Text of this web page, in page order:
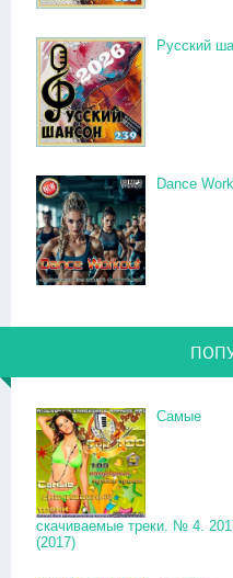
Русский
Dance
Самые
скачиваемые треки. № 4.
(2017)